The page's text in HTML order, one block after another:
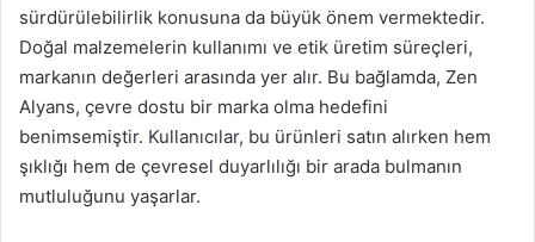
sürdürülebilirlik konusuna da büyük önem vermektedir.
Doğal malzemelerin kullanımı ve etik üretim süreçleri,
markanın değerleri arasında yer alır. Bu bağlamda, Zen
Alyans, çevre dostu bir marka olma hedefini
benimsemiştir. Kullanıcılar, bu ürünleri satın alırken hem
şıklığı hem de çevresel duyarlılığı bir arada bulmanın
mutluluğunu yaşarlar.